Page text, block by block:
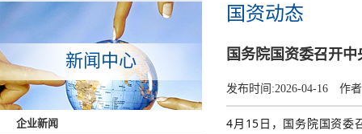
新闻中心
企业新闻
国资动态
国务院国资委召开
发布时间:2026-04-16 作
4月15日，国务院国资委